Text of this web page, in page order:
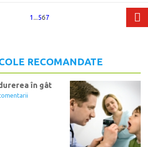
1...567
RECOMANDATE
în gât